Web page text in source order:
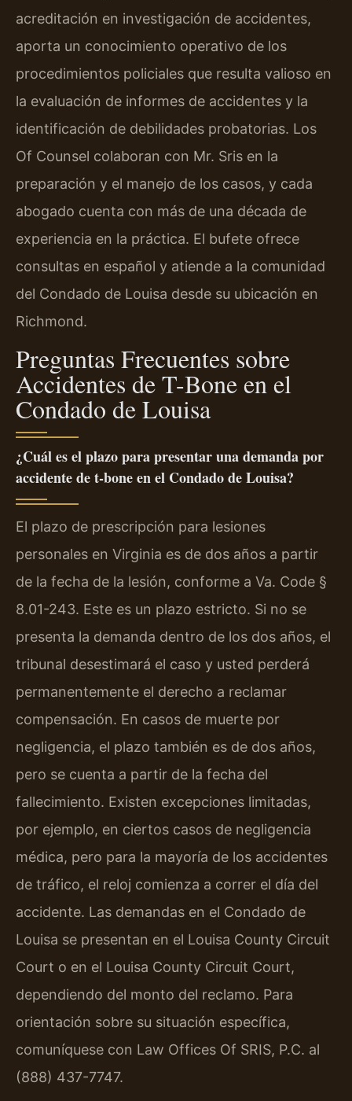
acreditación en investigación de accidentes,
aporta un conocimiento operativo de los
procedimientos policiales que resulta valioso en
la evaluación de informes de accidentes y la
identificación de debilidades probatorias. Los
Of Counsel colaboran con Mr. Sris en la
preparación y el manejo de los casos, y cada
abogado cuenta con más de una década de
experiencia en la práctica. El bufete ofrece
consultas en español y atiende a la comunidad
del Condado de Louisa desde su ubicación en
Richmond.
Preguntas Frecuentes sobre
Accidentes de T-Bone en el
Condado de Louisa
¿Cuál es el plazo para presentar una demanda por
accidente de t-bone en el Condado de Louisa?
El plazo de prescripción para lesiones
personales en Virginia es de dos años a partir
de la fecha de la lesión, conforme a Va. Code §
8.01-243. Este es un plazo estricto. Si no se
presenta la demanda dentro de los dos años, el
tribunal desestimará el caso y usted perderá
permanentemente el derecho a reclamar
compensación. En casos de muerte por
negligencia, el plazo también es de dos años,
pero se cuenta a partir de la fecha del
fallecimiento. Existen excepciones limitadas,
por ejemplo, en ciertos casos de negligencia
médica, pero para la mayoría de los accidentes
de tráfico, el reloj comienza a correr el día del
accidente. Las demandas en el Condado de
Louisa se presentan en el Louisa County Circuit
Court o en el Louisa County Circuit Court,
dependiendo del monto del reclamo. Para
orientación sobre su situación específica,
comuníquese con Law Offices Of SRIS, P.C. al
(888) 437-7747.